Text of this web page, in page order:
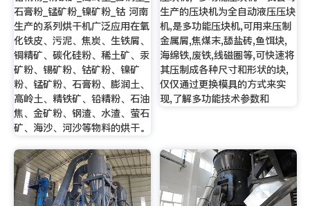
石膏粉_锰矿粉_镍矿粉_钴 河南
生产的系列烘干机广泛应用在氧
化铁皮、污泥、焦炭、生铁屑、
铜精矿、碳化硅粉、稀土矿、汞
矿粉、锡矿粉、钴矿粉、镍矿
粉、锰矿粉、石膏粉、膨润土、
高岭土、精铁矿、铅精粉、石油
焦、金矿粉、钢渣、水渣、萤石
矿、海沙、河沙等物料的烘干。
生产的压块机为全自动液压压块
机,是多功能压块机,可用来压制
金属屑,焦煤末,舔盐砖,鱼饵块,
海绵铁,废铁,线磁圈等,可快速将
其压制成各种尺寸和形状的块,
仅仅通过更换模具的方式来实
现,了解多功能技术参数和